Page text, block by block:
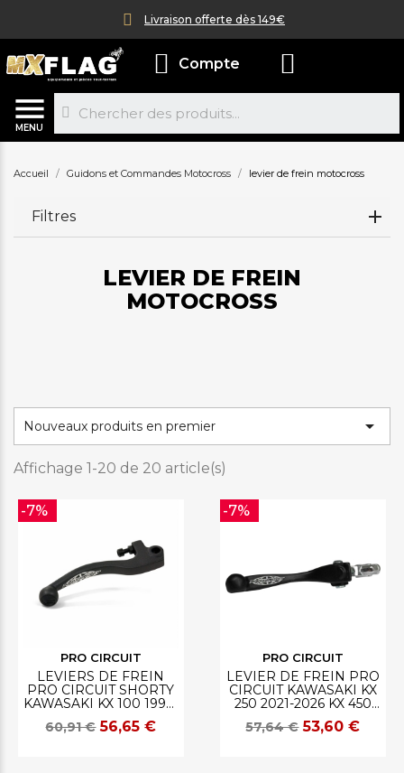
Livraison offerte dès 149€
MENU
Compte
Accueil Guidons et Commandes Motocross levier de frein motocross
Filtres
LEVIER DE FREIN
MOTOCROSS
Nouveaux produits en premier 
Affichage 1-20 de 20 article(s)
PRO CIRCUIT
LEVIERS DE FREIN
PRO CIRCUIT SHORTY
KAWASAKI KX 100 1997-
2013 KX 125 1996
60,91 € 56,65 €
-7%
PRO CIRCUIT
LEVIER DE FREIN PRO
CIRCUIT KAWASAKI KX
250 2021-2026 KX 450
2021-2023
57,64 € 53,60 €
-7%